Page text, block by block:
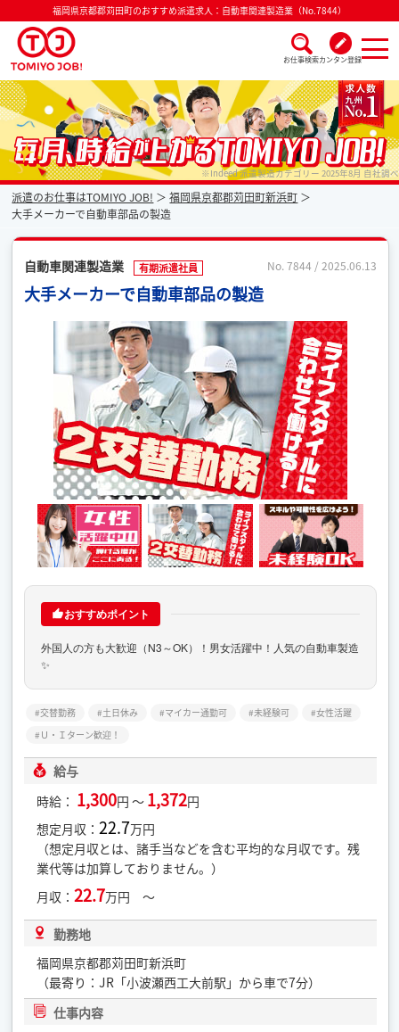
福岡県京都郡苅田町のおすすめ派遣求人：自動車関連製造業（No.7844）
お仕事検索カンタン登録
派遣なら毎月時給が上がるトミヨジョブ ※Indeed 派遣製造カテゴリー 2025年8月 自社調べ
派遣のお仕事はTOMIYO JOB!
福岡県京都郡苅田町新浜町
大手メーカーで自動車部品の製造
自動車関連製造業 有期派遣社員 No. 7844 / 2025.06.13
大手メーカーで自動車部品の製造
おすすめポイント
外国人の方も大歓迎（N3～OK）！男女活躍中！人気の自動車製造
✨
交替勤務 土日休み マイカー通勤可 未経験可
女性活躍
Ｕ・Ｉターン歓迎！
給与
時給： 1,300円 ～ 1,372円
想定月収：22.7万円
（想定月収とは、諸手当などを含む平均的な月収です。残
業代等は加算しておりません。）
月収：22.7万円 ～
勤務地
福岡県京都郡苅田町新浜町
（最寄り：JR「小波瀬西工大前駅」から車で7分）
仕事内容